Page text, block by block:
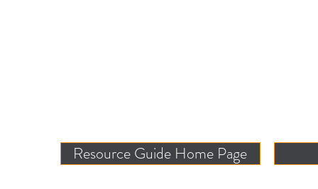
Resource Guide Home Page